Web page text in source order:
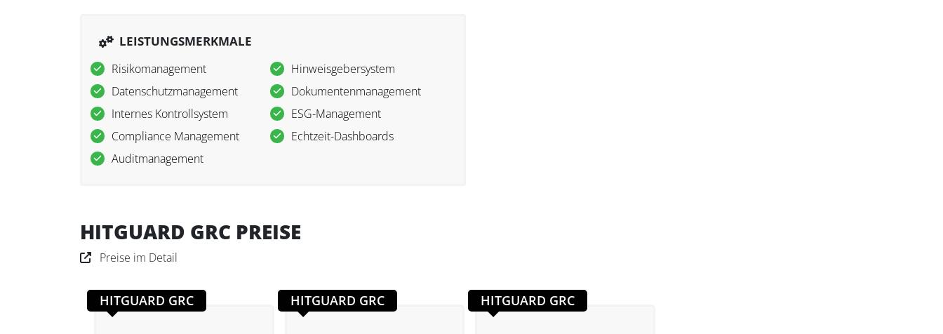
LEISTUNGSMERKMALE
Risikomanagement
Datenschutzmanagement
Internes Kontrollsystem
Compliance Management
Auditmanagement
Hinweisgebersystem
Dokumentenmanagement
ESG-Management
Echtzeit-Dashboards
HITGUARD GRC PREISE
Preise im Detail
HITGUARD GRC HITGUARD GRC HITGUARD GRC